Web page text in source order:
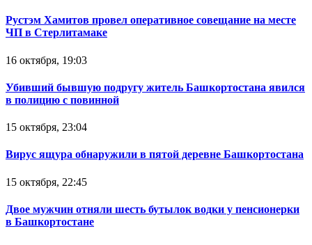
Рустэм Хамитов провел оперативное совещание на месте
ЧП в Стерлитамаке
16 октября, 19:03
Убивший бывшую подругу житель Башкортостана явился
в полицию с повинной
15 октября, 23:04
Вирус ящура обнаружили в пятой деревне Башкортостана
15 октября, 22:45
Двое мужчин отняли шесть бутылок водки у пенсионерки
в Башкортостане